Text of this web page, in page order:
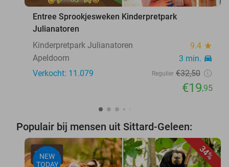
Entree Sprookjesweken Kinderpretpark
Julianatoren
Kinderpretpark Julianatoren
9.4 star
Apeldoorn 3 min. directions_car
Verkocht: 11.079 Regulier €32,50
€19,95
Populair bij mensen uit Sittard-Geleen:
34%
NEW
TODAY